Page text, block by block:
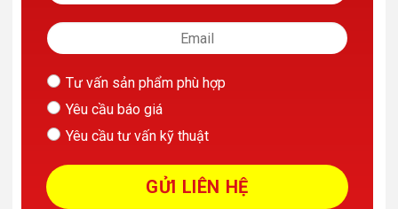
Tư vấn sản phẩm phù hợp
Yêu cầu báo giá
Yêu cầu tư vấn kỹ thuật